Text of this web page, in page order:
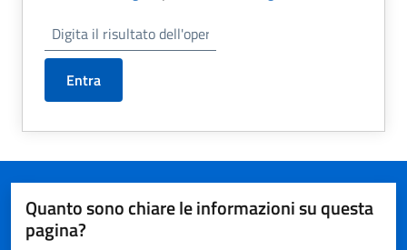
Entra
Quanto sono chiare le informazioni su questa
pagina?